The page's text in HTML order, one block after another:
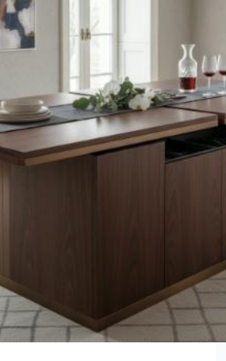
Quanto costa il
mobile su misura a
Lecco? Prezzi e tariffe
2026
Il costo medio per il mobile su misura va da